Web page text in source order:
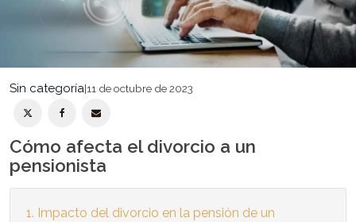
Sin categoría|11 de octubre de 2023
Cómo afecta el divorcio a un
pensionista
Impacto del divorcio en la pensión de un